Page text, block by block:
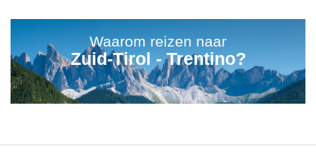
Waarom reizen naar
Zuid-Tirol - Trentino?